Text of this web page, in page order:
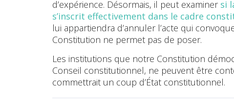
d’expérience. Désormais, il peut examiner si
s’inscrit effectivement dans le cadre
lui appartiendra d’annuler l’acte qui
Constitution ne permet pas de poser.
Les institutions que notre Constitution
Conseil constitutionnel, ne peuvent être
commettrait un coup d’État constitutionnel.